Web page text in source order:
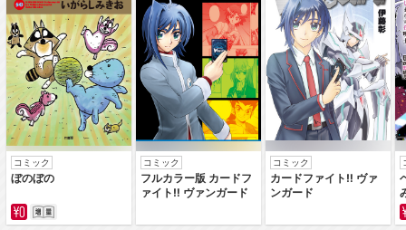
こちら葛飾区亀有公園前派出
所 両さんアメリカへ…
こちら葛飾区亀有公園前派出
所 オドロキモモノキ…
コミック
ぼのぼの
コミック
フルカラー版 カードフ
ァイト‼ ヴァンガード
コミック
カードファイト‼ ヴァ
ンガード